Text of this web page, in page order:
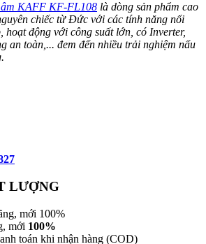
KAFF KF-FL108 là dòng sản phẩm cao
chiếc từ Đức với các tính năng nổi
hoạt động với công suất lớn, có Inverter,
an toàn,... đem đến nhiều trải nghiệm nấu
LƯỢNG
mới 100%